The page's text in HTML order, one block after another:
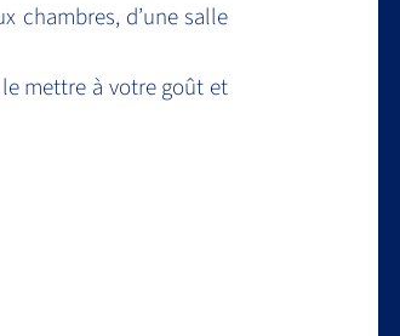
chambres, d’une salle
mettre à votre goût et